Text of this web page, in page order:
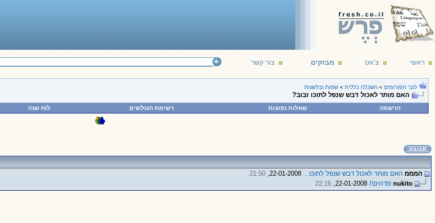
ראשי צ'אט מבזקים צור קשר
לובי הפורומים > השכלה כללית > שפות ובלשנות
האם מותר לאכול דבש שנפל לתוכו זבוב?
הרשמה שאלות נפוצות רשימת הגולשים לוח שנה
המממ האם מותר לאכול דבש שנפל לתוכו...
21:50
nukito מדהים!!22-01-2008,
22:16